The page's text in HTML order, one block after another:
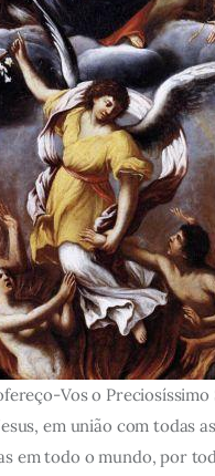
Vos o Preciosíssimo
em união com todas
em todo o mundo, por